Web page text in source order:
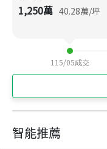
1,250萬 40.28萬/坪
115/05成交
智能推薦